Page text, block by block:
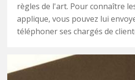
règles de l'art. Pour connaître
applique, vous pouvez lui
téléphoner ses chargés de